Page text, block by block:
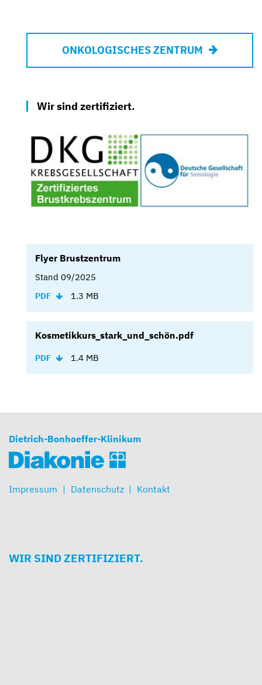
ONKOLOGISCHES ZENTRUM
Wir sind zertifiziert.
Flyer Brustzentrum
Stand 09/2025
1.3 MB
Kosmetikkurs_stark_und_schön.pdf
1.4 MB
Dietrich-Bonhoeffer-Klinikum
Impressum Datenschutz Kontakt
WIR SIND ZERTIFIZIERT.